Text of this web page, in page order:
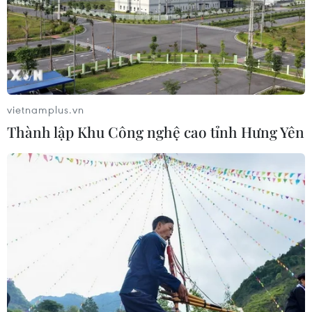
Mỹ mở rộng hỗ trợ Nhật Bản bảo vệ
đồng yen nhằm ổn định kinh tế châu
Á
phạm có tổ chức
04/08/2026 14:24
Điều gì chờ đợi đồng yen sau cái bắt
tay giữa Mỹ-Nhật?
04/08/2026 14:11
vietnamplus.vn
Thành lập Khu Công nghệ cao tỉnh Hưng Yên